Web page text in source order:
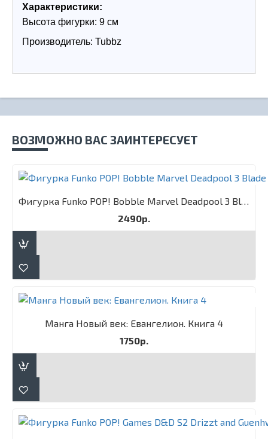
Характеристики:
Высота фигурки: 9 см
Производитель: Tubbz
ВОЗМОЖНО ВАС ЗАИНТЕРЕСУЕТ
Фигурка Funko POP! Bobble Marvel Deadpool 3 Blade
2490р.
Манга Новый век: Евангелион. Книга 4
1750р.